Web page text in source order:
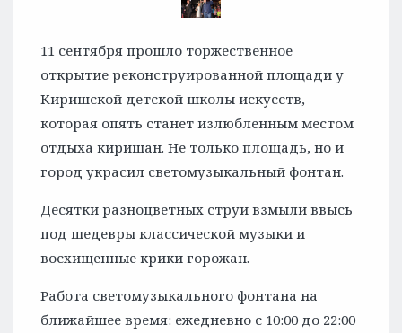
11 сентября прошло торжественное
открытие реконструированной площади у
Киришской детской школы искусств,
которая опять станет излюбленным местом
отдыха киришан. Не только площадь, но и
город украсил светомузыкальный фонтан.
Десятки разноцветных струй взмыли ввысь
под шедевры классической музыки и
восхищенные крики горожан.
Работа светомузыкального фонтана на
ближайшее время: ежедневно с 10:00 до 22:00